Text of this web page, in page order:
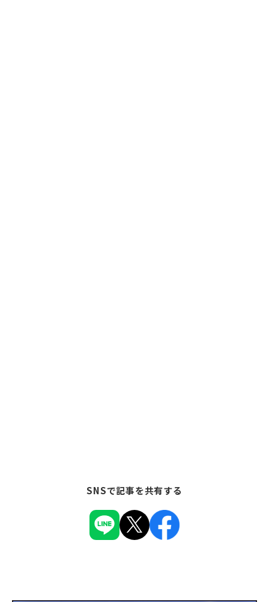
SNSで記事を共有する